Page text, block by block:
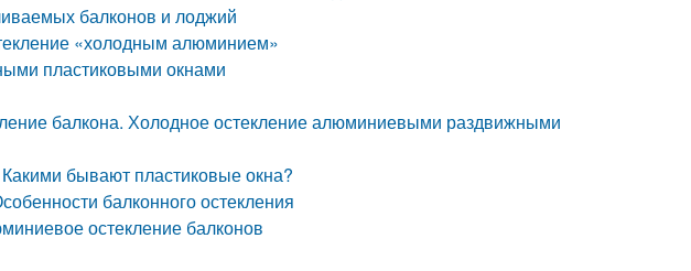
балконов и лоджий
«холодным алюминием»
пластиковыми окнами
балкона. Холодное остекление алюминиевыми раздвижными
бывают пластиковые окна?
балконного остекления
остекление балконов